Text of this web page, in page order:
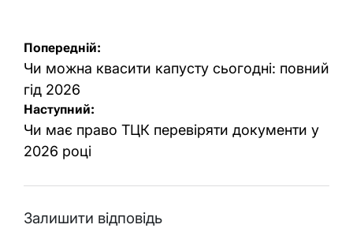
Навігація
записів
Попередній:
Чи можна квасити капусту сьогодні: повний
гід 2026
Наступний:
Чи має право ТЦК перевіряти документи у
2026 році
Залишити відповідь